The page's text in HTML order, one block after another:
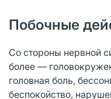
Побочные
Со стороны нервной
более —
головная боль,
беспокойство,